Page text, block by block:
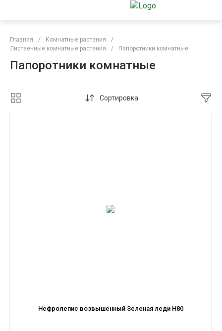
Главная / Комнатные растения
/
Лиственные комнатные растения
/ Папоротники комнатные
Папоротники комнатные
Сортировка
Нефролепис возвышенный Зеленая леди H80